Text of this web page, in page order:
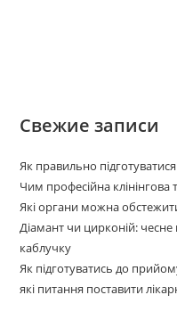
Свежие записи
Як правильно
Чим професійна клінінгова
Які органи можна
Діамант чи цирконій:
каблучку
Як підготуватись до
які питання поставити